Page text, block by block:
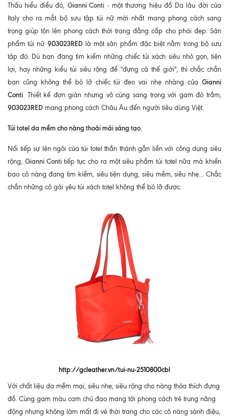
Thấu hiểu điều đó, Gianni Conti - một thương hiệu đồ Da lâu đời của
Italy cho ra mắt bộ sưu tập túi nữ mới nhất mang phong cách sang
trọng giúp tôn lên phong cách thời trang đẳng cấp cho phái đẹp. Sản
phẩm túi nữ 903023REDlà một sản phẩm đặc biệt nằm trong bộ sưu
tập đó. Dù bạn đang tìm kiếm những chiếc túi xách siêu nhỏ gọn, tiện
lợi, hay những kiểu túi siêu rộng để "đựng cả thế giới", thì chắc chắn
bạn cũng không thể bỏ lỡ chiếc túi đeo vai nhẹ nhàng của Gianni
Conti . Thiết kế đơn giản nhưng vô cùng sang trọng với gam đỏ trầm,
903023RED mang phong cách Châu Âu đến người tiêu dùng Việt.
Túi totel da mềm cho nàng thoải mái sáng tạo.
Nối tiếp sự lên ngôi của túi totel thần thánh gắn liền với công dụng siêu
rộng, Gianni Contitiếp tục cho ra một siêu phẩm túi totel nữa mà khiến
bao cô nàng đang tìm kiếm, siêu tiện dụng, siêu mềm, siêu nhẹ... Chắc
chắn những cô gái yêu túi xách totel không thể bỏ lỡ được.
http://gcleather.vn/tui-nu-2510800cbl
Với chất liệu da mềm mại, siêu nhẹ, siêu rộng cho nàng thỏa thích đựng
đồ. Cùng gam màu cam chủ đạo mang tới phong cách trẻ trung năng
động nhưng không làm mất đi vẻ thời trang cho các cô nàng sành điệu,